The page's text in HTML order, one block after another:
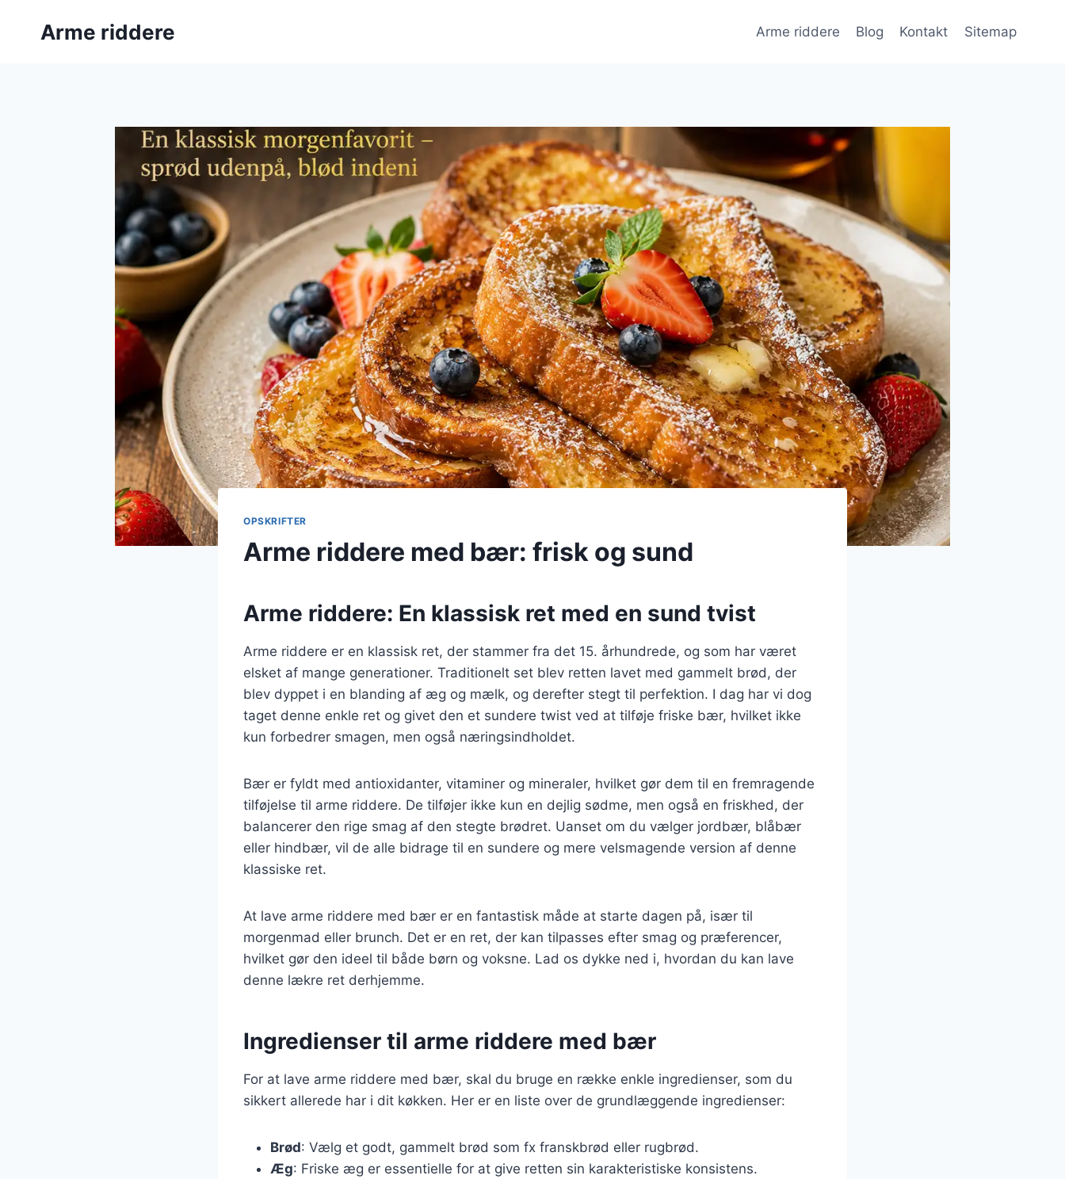
Arme riddere Arme riddere Blog Kontakt Sitemap
OPSKRIFTER
Arme riddere med bær: frisk og sund
Arme riddere: En klassisk ret med en sund tvist
Arme riddere er en klassisk ret, der stammer fra det 15. århundrede, og som har været
elsket af mange generationer. Traditionelt set blev retten lavet med gammelt brød, der
blev dyppet i en blanding af æg og mælk, og derefter stegt til perfektion. I dag har vi dog
taget denne enkle ret og givet den et sundere twist ved at tilføje friske bær, hvilket ikke
kun forbedrer smagen, men også næringsindholdet.
Bær er fyldt med antioxidanter, vitaminer og mineraler, hvilket gør dem til en fremragende
tilføjelse til arme riddere. De tilføjer ikke kun en dejlig sødme, men også en friskhed, der
balancerer den rige smag af den stegte brødret. Uanset om du vælger jordbær, blåbær
eller hindbær, vil de alle bidrage til en sundere og mere velsmagende version af denne
klassiske ret.
At lave arme riddere med bær er en fantastisk måde at starte dagen på, især til
morgenmad eller brunch. Det er en ret, der kan tilpasses efter smag og præferencer,
hvilket gør den ideel til både børn og voksne. Lad os dykke ned i, hvordan du kan lave
denne lækre ret derhjemme.
Ingredienser til arme riddere med bær
For at lave arme riddere med bær, skal du bruge en række enkle ingredienser, som du
sikkert allerede har i dit køkken. Her er en liste over de grundlæggende ingredienser:
Brød: Vælg et godt, gammelt brød som fx franskbrød eller rugbrød.
Æg: Friske æg er essentielle for at give retten sin karakteristiske konsistens.